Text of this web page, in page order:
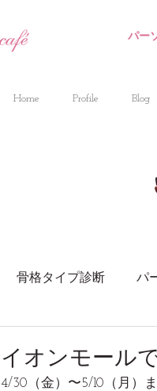
パー
Home Profile Blog
骨格タイプ診断 パ
イオンモール
4/30（金）〜5/10（月）